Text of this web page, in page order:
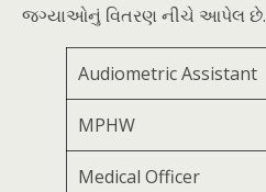
જગ્યાઓનું વિતરણ નીચે આપેલ છે.
Audiometric Assistant
MPHW
Medical Officer